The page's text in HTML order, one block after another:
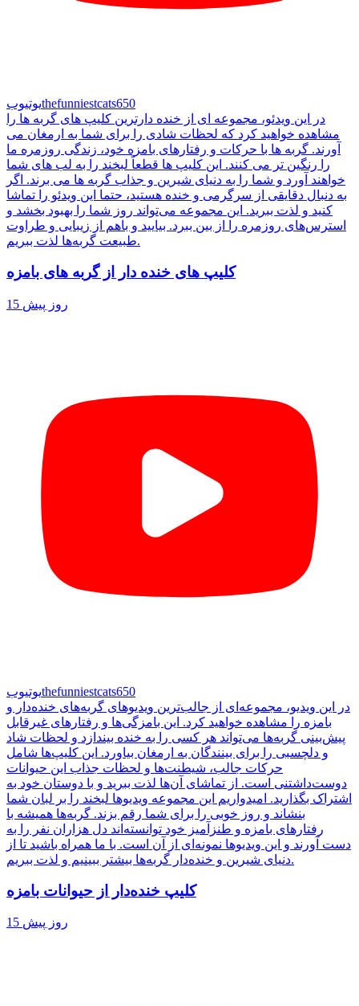
یوتیوبthefunniestcats650
در این ویدئو، مجموعه ای از خنده دارترین کلیپ های گربه ها را
مشاهده خواهید کرد که لحظات شادی را برای شما به ارمغان می
آورند. گربه ها با حرکات و رفتارهای بامزه خود، زندگی روزمره ما
را رنگین تر می کنند. این کلیپ ها قطعاً لبخند را به لب های شما
خواهند آورد و شما را به دنیای شیرین و جذاب گربه ها می برند. اگر
به دنبال دقایقی از سرگرمی و خنده هستید، حتما این ویدئو را تماشا
کنید و لذت ببرید. این مجموعه می‌تواند روز شما را بهبود بخشد و
استرس‌های روزمره را از بین ببرد. بیایید و باهم از زیبایی و طراوت
طبیعت گربه‌ها لذت ببریم.
کلیپ های خنده دار از گربه های بامزه
15 روز پیش
یوتیوبthefunniestcats650
در این ویدیو، مجموعه‌ای از جالب‌ترین ویدیوهای گربه‌های خنده‌دار و
بامزه را مشاهده خواهید کرد. این بامزگی‌ها و رفتارهای غیرقابل
پیش‌بینی گربه‌ها می‌تواند هر کسی را به خنده بیندازد و لحظات شاد
و دلچسبی را برای بینندگان به ارمغان بیاورد. این کلیپ‌ها شامل
حرکات جالب، شیطنت‌ها و لحظات جذاب این حیوانات
دوست‌داشتنی است. از تماشای آن‌ها لذت ببرید و با دوستان خود به
اشتراک بگذارید. امیدواریم این مجموعه ویدیوها لبخند را بر لبان شما
بنشاند و روز خوبی را برای شما رقم بزند. گربه‌ها همیشه با
رفتارهای بامزه و طنزآمیز خود توانسته‌اند دل هزاران نفر را به
دست آورند و این ویدیوها نمونه‌ای از آن است. با ما همراه باشید تا از
دنیای شیرین و خنده‌دار گربه‌ها بیشتر ببینیم و لذت ببریم.
کلیپ خنده‌دار از حیوانات بامزه
15 روز پیش